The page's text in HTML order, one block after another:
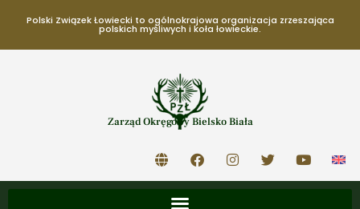
Polski Związek Łowiecki to ogólnokrajowa organizacja zrzeszająca
polskich myśliwych i koła łowieckie.
Zarząd Okręgowy Bielsko Biała